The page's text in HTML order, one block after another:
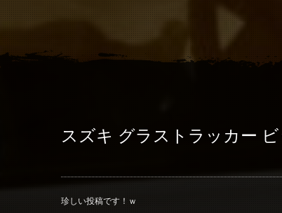
スズキ グラストラッカー
珍しい投稿です！ｗ